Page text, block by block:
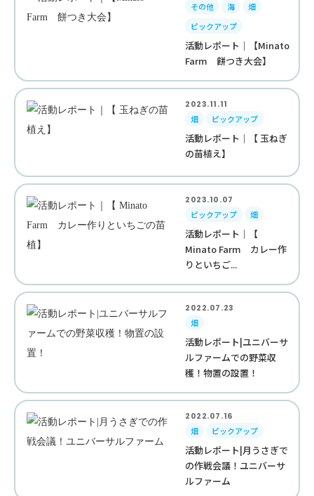
その他
海
畑
ピックアップ
活動レポート｜【Minato
Farm 餅つき大会】
2023.11.11
畑
ピックアップ
活動レポート｜【 玉ねぎ
の苗植え】
2023.10.07
ピックアップ
畑
活動レポート｜【
Minato Farm カレー作
りといちご...
2022.07.23
畑
活動レポート|ユニバーサ
ルファームでの野菜収
穫！物置の設置！
2022.07.16
畑
ピックアップ
活動レポート|月うさぎで
の作戦会議！ユニバーサ
ルファーム